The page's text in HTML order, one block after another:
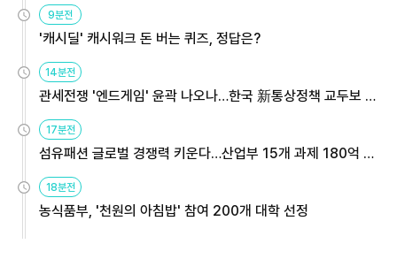
9분전
'캐시딜' 캐시워크 돈 버는 퀴즈, 정답은?
14분전
관세전쟁 '엔드게임' 윤곽 나오나…한국 新통상정책 교두보 활
용해야
17분전
섬유패션 글로벌 경쟁력 키운다…산업부 15개 과제 180억 지
원
18분전
농식품부, '천원의 아침밥' 참여 200개 대학 선정